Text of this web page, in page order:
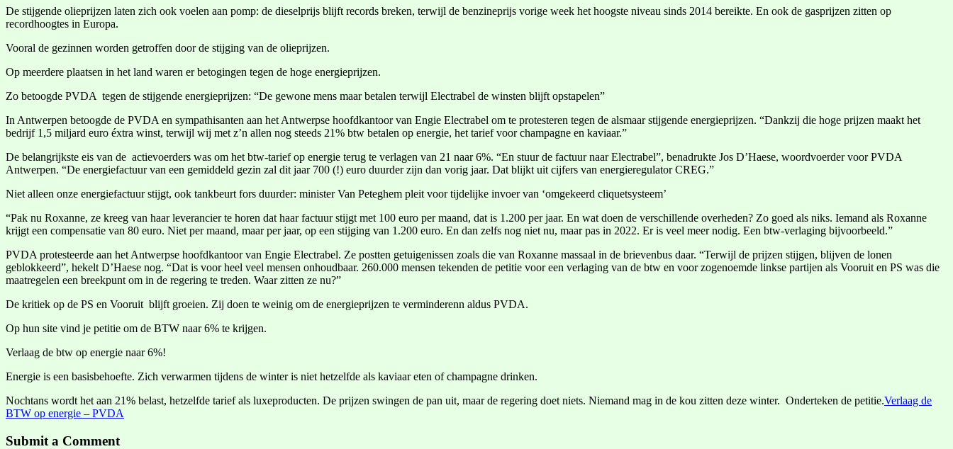
De stijgende olieprijzen laten zich ook voelen aan pomp: de dieselprijs blijft records breken, terwijl de benzineprijs vorige week het hoogste niveau sinds 2014 bereikte. En ook de gasprijzen zitten op
recordhoogtes in Europa.
Vooral de gezinnen worden getroffen door de stijging van de olieprijzen.
Op meerdere plaatsen in het land waren er betogingen tegen de hoge energieprijzen.
Zo betoogde PVDA tegen de stijgende energieprijzen: “De gewone mens maar betalen terwijl Electrabel de winsten blijft opstapelen”
In Antwerpen betoogde de PVDA en sympathisanten aan het Antwerpse hoofdkantoor van Engie Electrabel om te protesteren tegen de alsmaar stijgende energieprijzen. “Dankzij die hoge prijzen maakt het
bedrijf 1,5 miljard euro éxtra winst, terwijl wij met z’n allen nog steeds 21% btw betalen op energie, het tarief voor champagne en kaviaar.”
De belangrijkste eis van de actievoerders was om het btw-tarief op energie terug te verlagen van 21 naar 6%. “En stuur de factuur naar Electrabel”, benadrukte Jos D’Haese, woordvoerder voor PVDA
Antwerpen. “De energiefactuur van een gemiddeld gezin zal dit jaar 700 (!) euro duurder zijn dan vorig jaar. Dat blijkt uit cijfers van energieregulator CREG.”
Niet alleen onze energiefactuur stijgt, ook tankbeurt fors duurder: minister Van Peteghem pleit voor tijdelijke invoer van ‘omgekeerd cliquetsysteem’
“Pak nu Roxanne, ze kreeg van haar leverancier te horen dat haar factuur stijgt met 100 euro per maand, dat is 1.200 per jaar. En wat doen de verschillende overheden? Zo goed als niks. Iemand als Roxanne
krijgt een compensatie van 80 euro. Niet per maand, maar per jaar, op een stijging van 1.200 euro. En dan zelfs nog niet nu, maar pas in 2022. Er is veel meer nodig. Een btw-verlaging bijvoorbeeld.”
PVDA protesteerde aan het Antwerpse hoofdkantoor van Engie Electrabel. Ze postten getuigenissen zoals die van Roxanne massaal in de brievenbus daar. “Terwijl de prijzen stijgen, blijven de lonen
geblokkeerd”, hekelt D’Haese nog. “Dat is voor heel veel mensen onhoudbaar. 260.000 mensen tekenden de petitie voor een verlaging van de btw en voor zogenoemde linkse partijen als Vooruit en PS was die
maatregelen een breekpunt om in de regering te treden. Waar zitten ze nu?”
De kritiek op de PS en Vooruit blijft groeien. Zij doen te weinig om de energieprijzen te verminderenn aldus PVDA.
Op hun site vind je petitie om de BTW naar 6% te krijgen.
Verlaag de btw op energie naar 6%!
Energie is een basisbehoefte. Zich verwarmen tijdens de winter is niet hetzelfde als kaviaar eten of champagne drinken.
Nochtans wordt het aan 21% belast, hetzelfde tarief als luxeproducten. De prijzen swingen de pan uit, maar de regering doet niets. Niemand mag in de kou zitten deze winter. Onderteken de petitie.Verlaag de
BTW op energie – PVDA
Submit a Comment